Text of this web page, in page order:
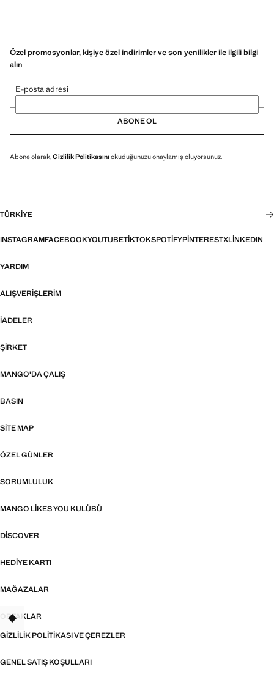
Özel promosyonlar, kişiye özel indirimler ve son yenilikler ile ilgili bilgi
alın
E-posta adresi
ABONE OL
Abone olarak,Gizlilik Politikasını okuduğunuzu onaylamış oluyorsunuz.
TÜRKIYE
INSTAGRAMFACEBOOKYOUTUBETIKTOKSPOTIFYPINTERESTXLINKEDIN
YARDIM
ALIŞVERIŞLERIM
İADELER
ŞIRKET
MANGO'DA ÇALIŞ
BASIN
SITE MAP
ÖZEL GÜNLER
SORUMLULUK
MANGO LIKES YOU KULÜBÜ
DISCOVER
HEDIYE KARTI
MAĞAZALAR
ORTAKLAR
GIZLILIK POLITIKASI VE ÇEREZLER
GENEL SATIŞ KOŞULLARI